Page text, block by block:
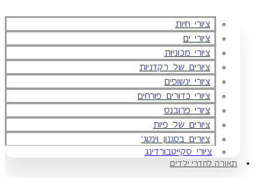
ציורי חיות
ציורי ים
ציורי מכוניות
ציורים של רקדניות
ציורי ינשופים
ציורי כדורים פורחים
ציורי פרובנס
ציורים של פיות
ציורים בסגנון וינטג'
ציורי סקייטבורדינג
תאורה לחדרי ילדים